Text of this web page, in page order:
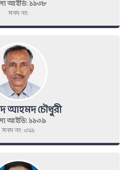
আইডি: ১১৩৮
সনদ নং:
আহমদ চৌধুরী
আইডি: ১১৩৯
সনদ নং: ৩২১